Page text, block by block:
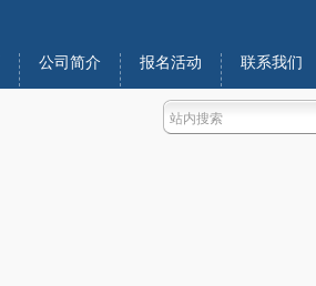
公司简介 报名活动 联系我们